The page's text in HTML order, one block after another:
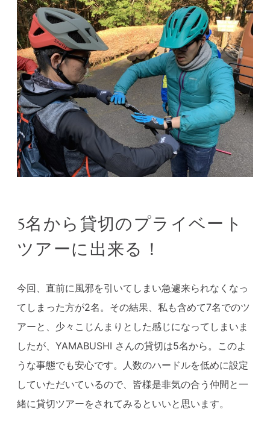
5名から貸切のプライベート
ツアーに出来る！
今回、直前に風邪を引いてしまい急遽来られなくなっ
てしまった方が2名。その結果、私も含めて7名でのツ
アーと、少々こじんまりとした感じになってしまいま
したが、YAMABUSHI さんの貸切は5名から。このよ
うな事態でも安心です。人数のハードルを低めに設定
していただいているので、皆様是非気の合う仲間と一
緒に貸切ツアーをされてみるといいと思います。